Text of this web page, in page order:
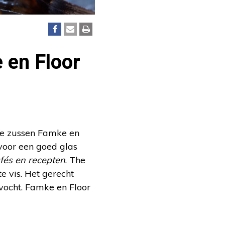
en Floor
Famke en
een goed glas
en recepten. The
vis. Het gerecht
Famke en Floor